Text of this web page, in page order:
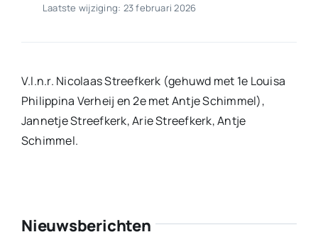
Laatste wijziging: 23 februari 2026
V.l.n.r. Nicolaas Streefkerk (gehuwd met 1e Louisa
Philippina Verheij en 2e met Antje Schimmel),
Jannetje Streefkerk, Arie Streefkerk, Antje
Schimmel.
Nieuwsberichten